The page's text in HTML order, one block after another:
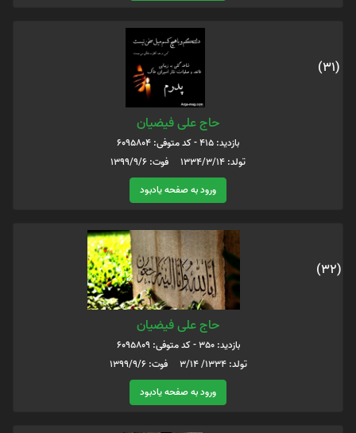
(31)
حاج علی فیضیان
بازدید: 415 - کد متوفی: 6095804
تولد: ۱۳۳۴/۳/۱۴ فوت: ۱۳۹۹/۹/۶
ورود به صفحه یادبود
(32)
حاج علی فیضیان
بازدید: 350 - کد متوفی: 6095809
تولد: 1334/ 3/14 فوت: 1399/9/6
ورود به صفحه یادبود